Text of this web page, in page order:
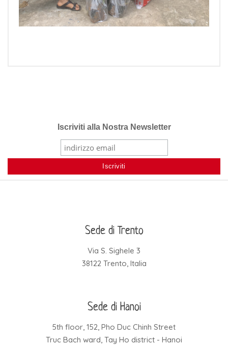
Iscriviti alla Nostra Newsletter
Sede di Trento
Via S. Sighele 3
38122 Trento, Italia
Sede di Hanoi
5th floor, 152, Pho Duc Chinh Street
Truc Bach ward, Tay Ho district - Hanoi